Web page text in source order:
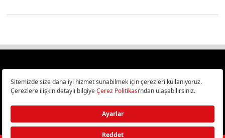
Türkiye
Bilişim ve Teknoloji Haberleri CHIP Online’da!